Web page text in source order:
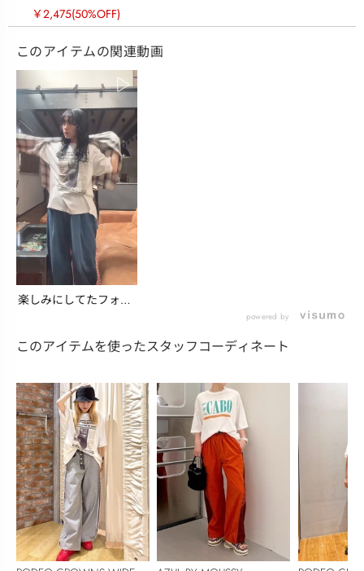
￥2,475(50%OFF)
このアイテムの関連動画
楽しみにしてたフォト
powered by
このアイテムを使ったスタッフコーディネート